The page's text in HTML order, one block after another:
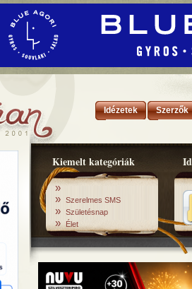
Idézetek Szerzők
Kiemelt kategóriák
»
» Szerelmes SMS
» Születésnap
» Élet